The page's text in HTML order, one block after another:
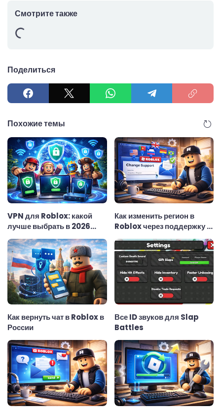
Смотрите также
Поделиться
Похожие темы
VPN для Roblox: какой
лучше выбрать в 2026
году — полный гид
Как изменить регион в
Roblox через поддержку —
актуальная инструкция
Как вернуть чат в Roblox в
России
Все ID звуков для Slap
Battles